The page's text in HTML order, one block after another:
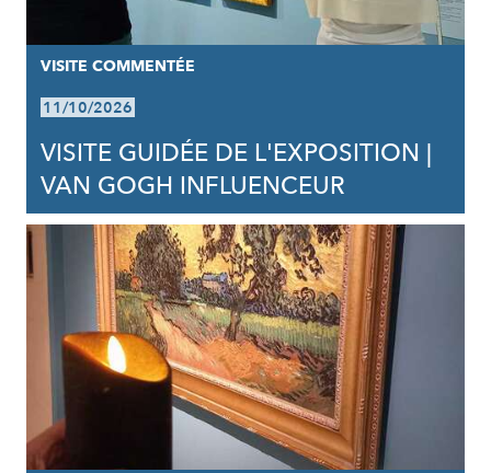
VISITE COMMENTÉE
11/10/2026
VISITE GUIDÉE DE L'EXPOSITION |
VAN GOGH INFLUENCEUR